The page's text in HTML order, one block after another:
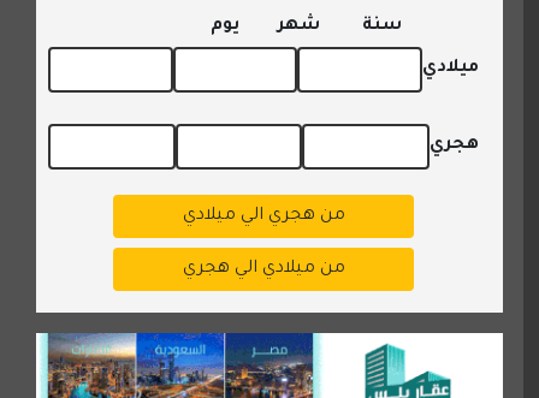
سنة شهر يوم
ميلادي
هجري
من هجري الي ميلادي
من ميلادي الي هجري